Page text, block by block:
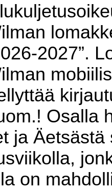
2027”.
Osalla
ja
on